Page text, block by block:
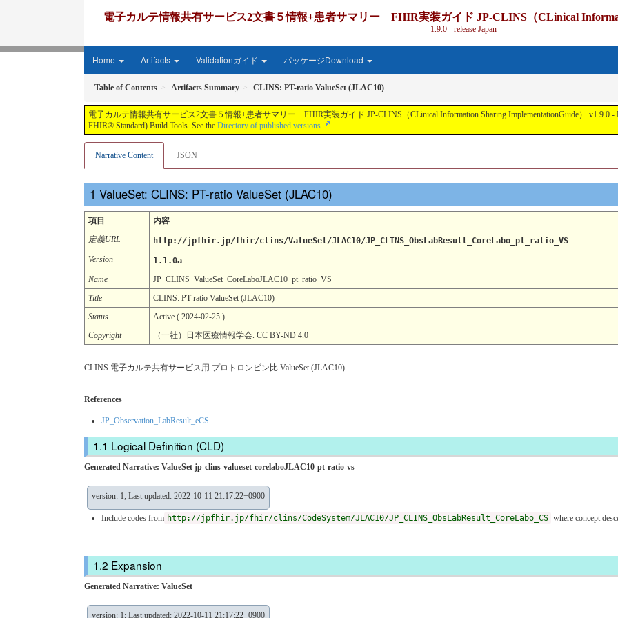
電子カルテ情報共有サービス2文書５情報+患者サマリー FHIR実装ガイド JP-CLINS（CLinical
1.9.0 - release Japan
Home Artifacts Validationガイド パッケージDownload
Table of Contents Artifacts Summary CLINS: PT-ratio ValueSet (JLAC10)
電子カルテ情報共有サービス2文書５情報+患者サマリー FHIR実装ガイド JP-CLINS（CLinical Information Sharing ImplementationGuide） v1.9.0 -
FHIR® Standard) Build Tools. See the Directory of published versions
Narrative Content JSON
ValueSet: CLINS: PT-ratio ValueSet (JLAC10)
項目
内容
定義URL
http://jpfhir.jp/fhir/clins/ValueSet/JLAC10/JP_CLINS_ObsLabResult_CoreLabo_pt_ratio_VS
Version
1.1.0a
Name
JP_CLINS_ValueSet_CoreLaboJLAC10_pt_ratio_VS
Title
CLINS: PT-ratio ValueSet (JLAC10)
Status
Active ( 2024-02-25 )
Copyright
（一社）日本医療情報学会. CC BY-ND 4.0
CLINS 電子カルテ共有サービス用 プロトロンビン比 ValueSet (JLAC10)
References
JP_Observation_LabResult_eCS
Logical Definition (CLD)
Generated Narrative: ValueSet jp-clins-valueset-corelaboJLAC10-pt-ratio-vs
version: 1; Last updated: 2022-10-11 21:17:22+0900
Include codes from http://jpfhir.jp/fhir/clins/CodeSystem/JLAC10/JP_CLINS_ObsLabResult_CoreLabo_CS where concept
Expansion
Generated Narrative: ValueSet
version: 1; Last updated: 2022-10-11 21:17:22+0900